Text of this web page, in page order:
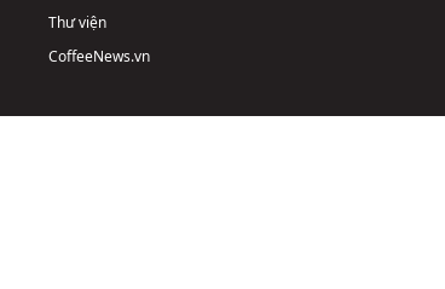
Thư viện
CoffeeNews.vn